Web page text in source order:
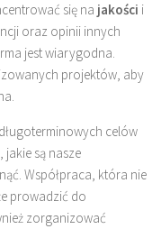
się na jakości i
oraz opinii innych
jest wiarygodna.
projektów, aby
celów
jakie są nasze
Współpraca, która nie
prowadzić do
zorganizować